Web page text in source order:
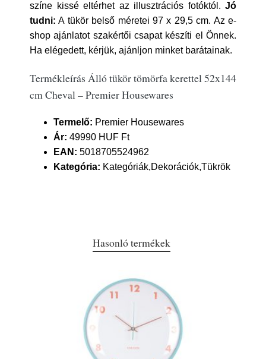
színe kissé eltérhet az illusztrációs fotóktól. Jó
tudni: A tükör belső méretei 97 x 29,5 cm. Az e-
shop ajánlatot szakértői csapat készíti el Önnek.
Ha elégedett, kérjük, ajánljon minket barátainak.
Termékleírás Álló tükör tömörfa kerettel 52x144
cm Cheval – Premier Housewares
Termelő: Premier Housewares
Ár: 49990 HUF Ft
EAN: 5018705524962
Kategória: Kategóriák,Dekorációk,Tükrök
Hasonló termékek